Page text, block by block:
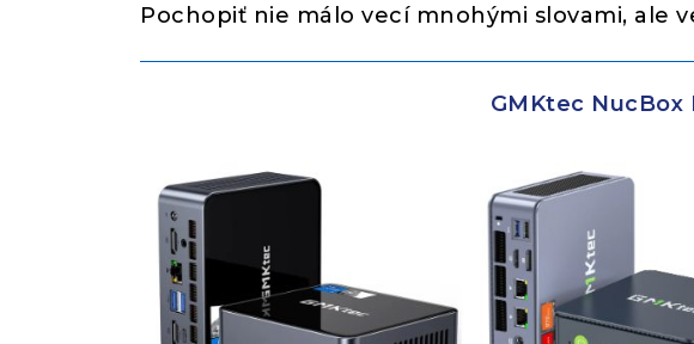
Pochopiť nie málo vecí mnohými slovami, ale
GMKtec NucBox